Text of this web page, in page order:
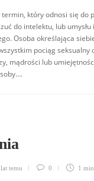
który odnosi się do
do intelektu, lub
Osoba określająca
pociąg seksualny
mądrości lub
temu 0 1 min